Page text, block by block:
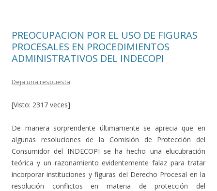
k r
PREOCUPACION POR EL USO DE FIGURAS
PROCESALES EN PROCEDIMIENTOS
ADMINISTRATIVOS DEL INDECOPI
Deja una respuesta
[Visto: 2317 veces]
De manera sorprendente últimamente se aprecia que en
algunas resoluciones de la Comisión de Protección del
Consumidor del INDECOPI se ha hecho una elucubración
teórica y un razonamiento evidentemente falaz para tratar
incorporar instituciones y figuras del Derecho Procesal en la
resolución conflictos en materia de protección del